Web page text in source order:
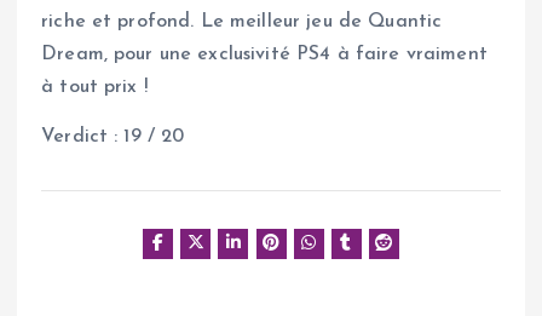
riche et profond. Le meilleur jeu de Quantic
Dream, pour une exclusivité PS4 à faire vraiment
à tout prix !
Verdict : 19 / 20